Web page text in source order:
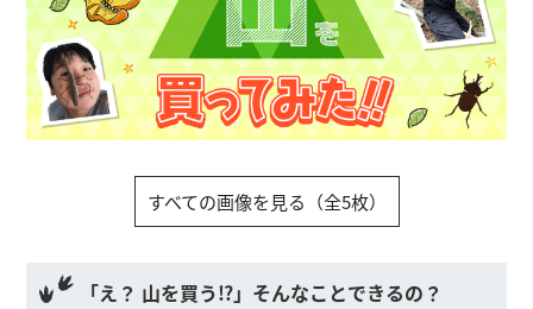
すべての画像を見る（全5枚）
「え？ 山を買う⁉︎」そんなことできるの？